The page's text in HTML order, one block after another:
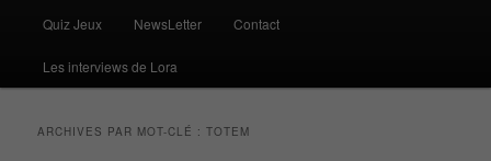
Quiz Jeux NewsLetter Contact
Les interviews de Lora
ARCHIVES PAR MOT-CLÉ :TOTEM